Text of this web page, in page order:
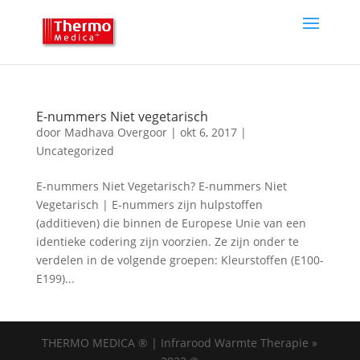
E-nummers Niet vegetarisch
door Madhava Overgoor| okt 6, 2017|
Uncategorized
E-nummers Niet Vegetarisch? E-nummers Niet
Vegetarisch | E-nummers zijn hulpstoffen
(additieven) die binnen de Europese Unie van een
identieke codering zijn voorzien. Ze zijn onder te
verdelen in de volgende groepen: Kleurstoffen (E100-
E199)...
THERMO MEDICA ® | Infrarood Warmte Therapie »